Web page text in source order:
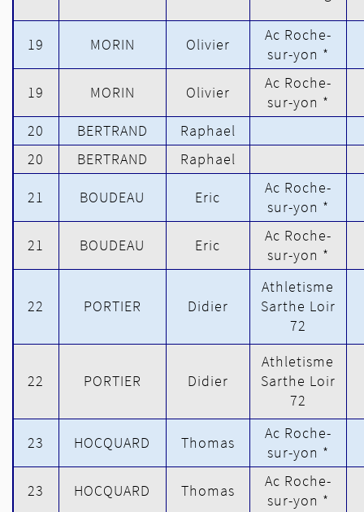
19 MORIN Olivier
Ac Roche-
sur-yon *
19 MORIN Olivier
Ac Roche-
sur-yon *
20
BERTRAND
Raphael
20
BERTRAND Raphael
21 BOUDEAU Eric
Ac Roche-
sur-yon *
21 BOUDEAU Eric
Ac Roche-
sur-yon *
22 PORTIER Didier
Athletisme
Sarthe Loir
72
22 PORTIER Didier
Athletisme
Sarthe Loir
72
23 HOCQUARD Thomas
Ac Roche-
sur-yon *
23 HOCQUARD Thomas
Ac Roche-
sur-yon *